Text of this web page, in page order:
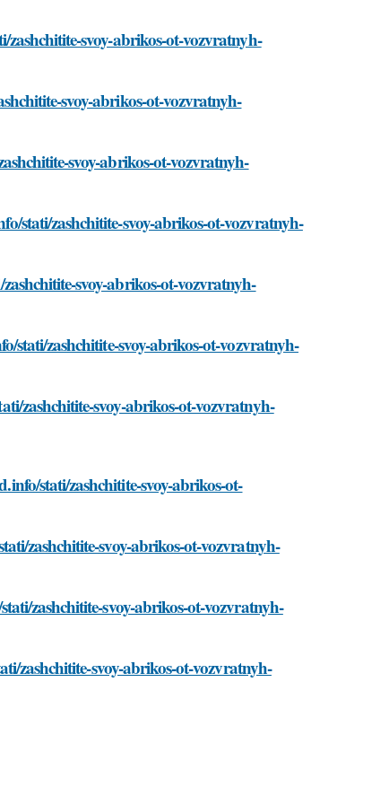
svoy-abrikos-ot-vozvratnyh-
svoy-abrikos-ot-vozvratnyh-
svoy-abrikos-ot-vozvratnyh-
stati/zashchitite-svoy-abrikos-ot-vozvratnyh-
svoy-abrikos-ot-vozvratnyh-
zashchitite-svoy-abrikos-ot-vozvratnyh-
zashchitite-svoy-abrikos-ot-vozvratnyh-
stati/zashchitite-svoy-abrikos-ot-
zashchitite-svoy-abrikos-ot-vozvratnyh-
zashchitite-svoy-abrikos-ot-vozvratnyh-
zashchitite-svoy-abrikos-ot-vozvratnyh-